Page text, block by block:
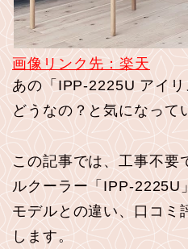
画像リンク先：楽天
あの「IPP-2225U アイ
どうなの？と気になって
この記事では、工事不要
ルクーラー「IPP-2225U
モデルとの違い、口コミ
します。